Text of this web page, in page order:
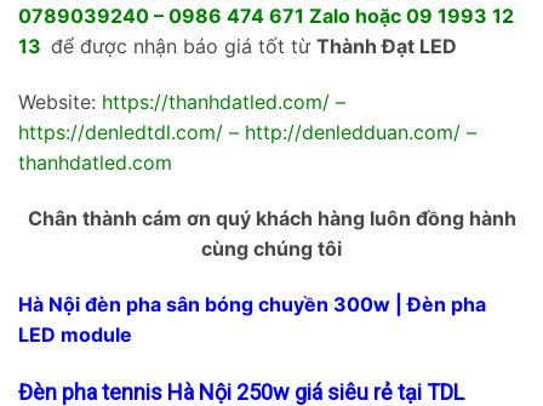
0789039240 – 0986 474 671 Zalo hoặc 09 1993 12
13 để được nhận báo giá tốt từ Thành Đạt LED
Website: https://thanhdatled.com/ –
https://denledtdl.com/ – http://denledduan.com/ –
thanhdatled.com
Chân thành cám ơn quý khách hàng luôn đồng hành
cùng chúng tôi
Hà Nội đèn pha sân bóng chuyền 300w | Đèn pha
LED module
Đèn pha tennis Hà Nội 250w giá siêu rẻ tại TDL